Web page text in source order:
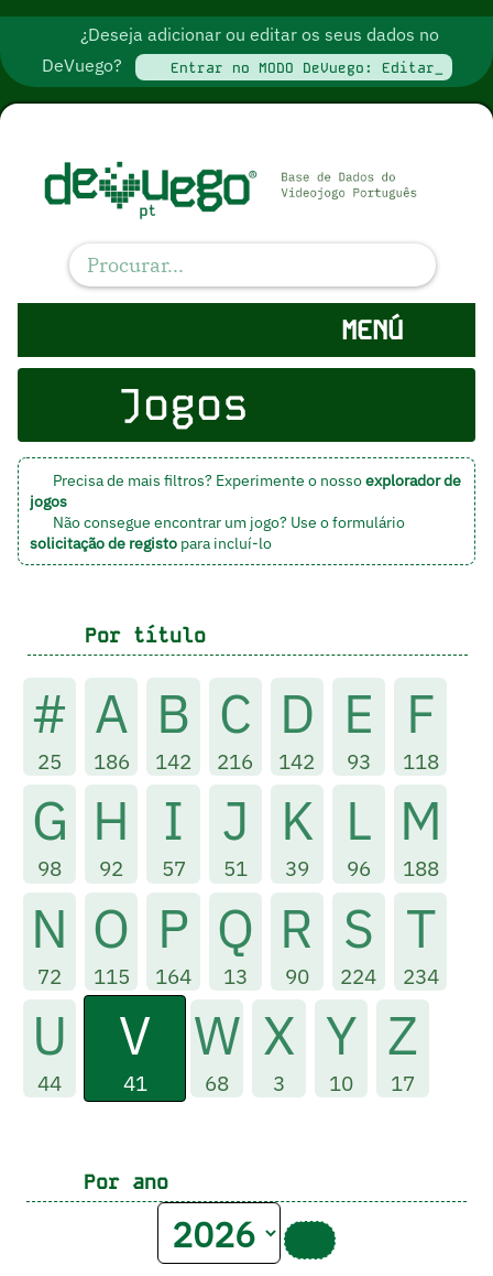
¿Deseja adicionar ou editar os seus dados no
DeVuego?
Entrar no MODO DeVuego: Editar_
MENÚ
Jogos
Precisa de mais filtros? Experimente o nossoexplorador de
jogos
Não consegue encontrar um jogo? Use o formulário
solicitação de registopara incluí-lo
Por título
#
25
A
186
B
142
C
216
D
142
E
93
F
118
G
98
H
92
I
57
J
51
K
39
L
96
M
188
N
72
O
115
P
164
Q
13
R
90
S
224
T
234
U
44
V
41
W
68
X
3
Y
10
Z
17
Por ano